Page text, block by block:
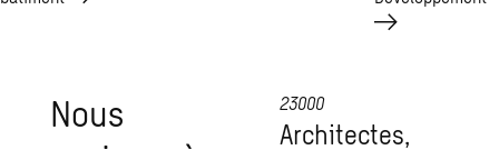
Nous
23000
Architectes,